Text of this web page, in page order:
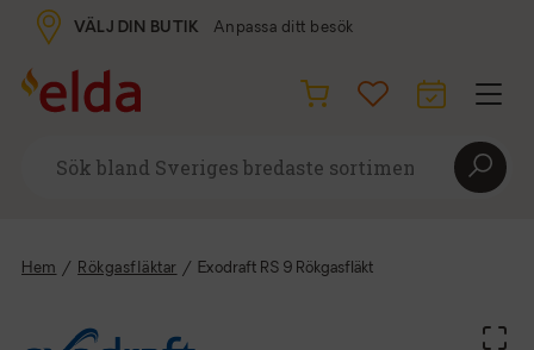
VÄLJ DIN BUTIK Anpassa ditt besök
Hem / Rökgasfläktar / Exodraft RS 9 Rökgasfläkt